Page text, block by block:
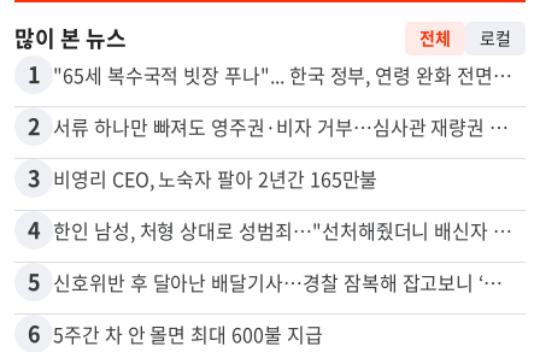
많이 본 뉴스 전체 로컬
1 "65세 복수국적 빗장 푸나"... 한국 정부, 연령 완화 전면 추진
2 서류 하나만 빠져도 영주권·비자 거부…심사관 재량권 대폭 확대
3 비영리 CEO, 노숙자 팔아 2년간 165만불
4 한인 남성, 처형 상대로 성범죄…"선처해줬더니 배신자 취급"
5 신호위반 후 달아난 배달기사…경찰 잠복해 잡고보니 ‘반전’
6 5주간 차 안 몰면 최대 600불 지급